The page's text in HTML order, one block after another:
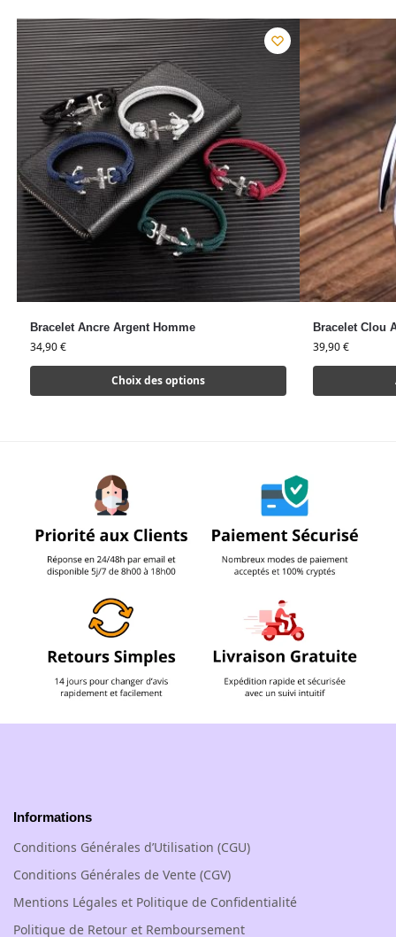
Bracelet Ancre Argent Homme
34,90€
Choix des options
Bracelet Clou
39,90€
Informations
Conditions Générales d’Utilisation (CGU)
Conditions Générales de Vente (CGV)
Mentions Légales et Politique de Confidentialité
Politique de Retour et Remboursement